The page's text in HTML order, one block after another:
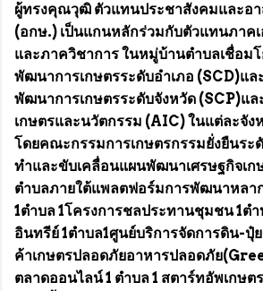
ผู้ทรงคุณวุฒิ ตัวแทนประชาสังคมและอา
(อกษ.) เป็นแกนหลักร่วมกับตัวแทนภาค
และภาควิชาการ ในหมู่บ้านตำบลเชื่อม
พัฒนาการเกษตรระดับอำเภอ (SCD)แ
พัฒนาการเกษตรระดับจังหวัด (SCP)แล
เกษตรและนวัตกรรม (AIC) ในแต่ละจัง
โดยคณะกรรมการเกษตรกรรมยั่งยืนร
ทำและขับเคลื่อนแผนพัฒนาเศรษฐกิจเก
ตำบลภายใต้แพลตฟอร์มการพัฒนาหลา
1ตำบล 1โครงการชลประทานชุมชน 1ตำ
อินทรีย์ 1ตำบล1ศูนย์บริการจัดการดิน-ปุ๋
ค้าเกษตรปลอดภัยอาหารปลอดภัย
ตลาดออนไลน์ 1 ตำบล 1 สตาร์ทอัพเกษ